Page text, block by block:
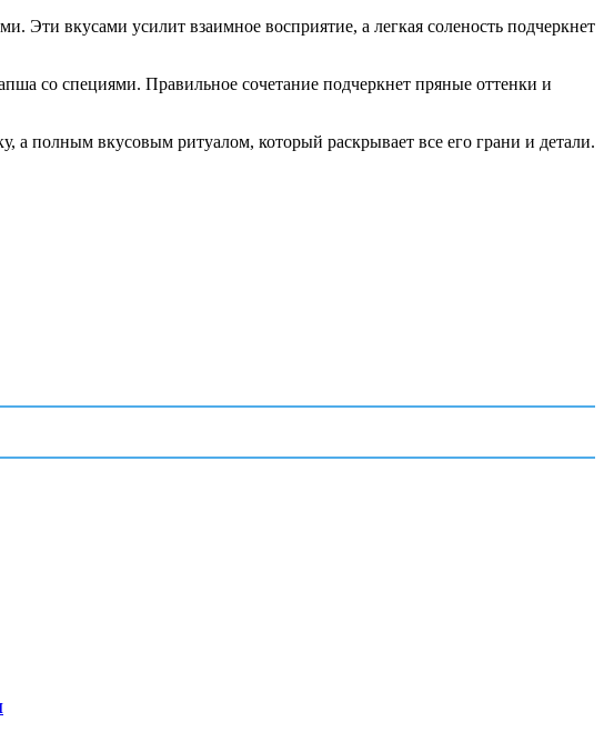
Эти вкусами усилит взаимное восприятие, а легкая соленость подчеркнет
со специями. Правильное сочетание подчеркнет пряные оттенки и
а полным вкусовым ритуалом, который раскрывает все его грани и детали.